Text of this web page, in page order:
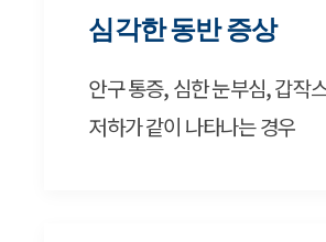
심각한 동반 증상
안구 통증, 심한 눈부심, 갑작
저하가 같이 나타나는 경우